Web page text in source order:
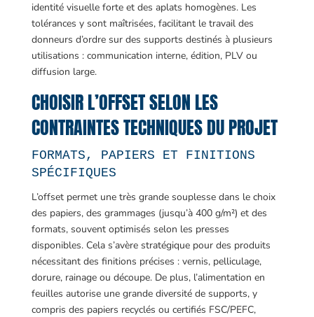
identité visuelle forte et des aplats homogènes. Les
tolérances y sont maîtrisées, facilitant le travail des
donneurs d’ordre sur des supports destinés à plusieurs
utilisations : communication interne, édition, PLV ou
diffusion large.
CHOISIR L’OFFSET SELON LES
CONTRAINTES TECHNIQUES DU PROJET
FORMATS, PAPIERS ET FINITIONS
SPÉCIFIQUES
L’offset permet une très grande souplesse dans le choix
des papiers, des grammages (jusqu’à 400 g/m²) et des
formats, souvent optimisés selon les presses
disponibles. Cela s’avère stratégique pour des produits
nécessitant des finitions précises : vernis, pelliculage,
dorure, rainage ou découpe. De plus, l’alimentation en
feuilles autorise une grande diversité de supports, y
compris des papiers recyclés ou certifiés FSC/PEFC,